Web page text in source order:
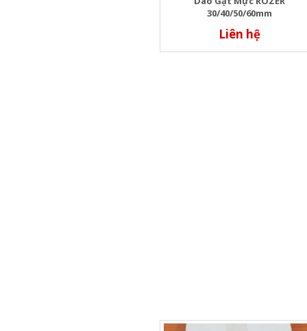
30/40/50/60mm
Liên hệ